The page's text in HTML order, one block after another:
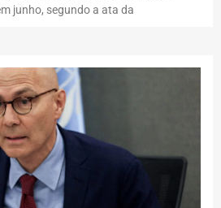
junho, segundo a ata da